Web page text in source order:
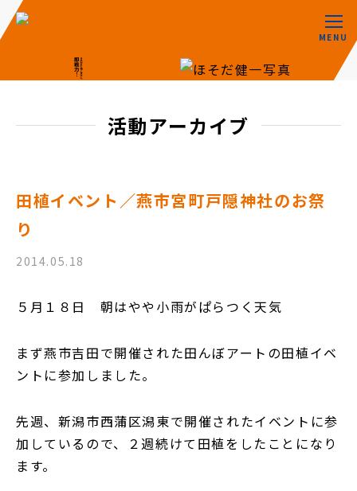
MENU
活動アーカイブ
田植イベント／燕市宮町戸隠神社のお祭
り
2014.05.18
５月１８日 朝はやや小雨がぱらつく天気
まず燕市吉田で開催された田んぼアートの田植イベ
ントに参加しました。
先週、新潟市西蒲区潟東で開催されたイベントに参
加しているので、２週続けて田植をしたことになり
ます。